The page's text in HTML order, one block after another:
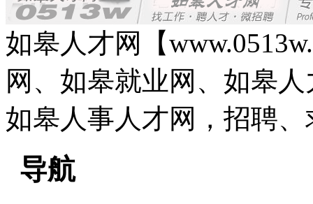
如皋人才网【
网、如皋就业网、如皋
如皋人事人才网，招聘
导航